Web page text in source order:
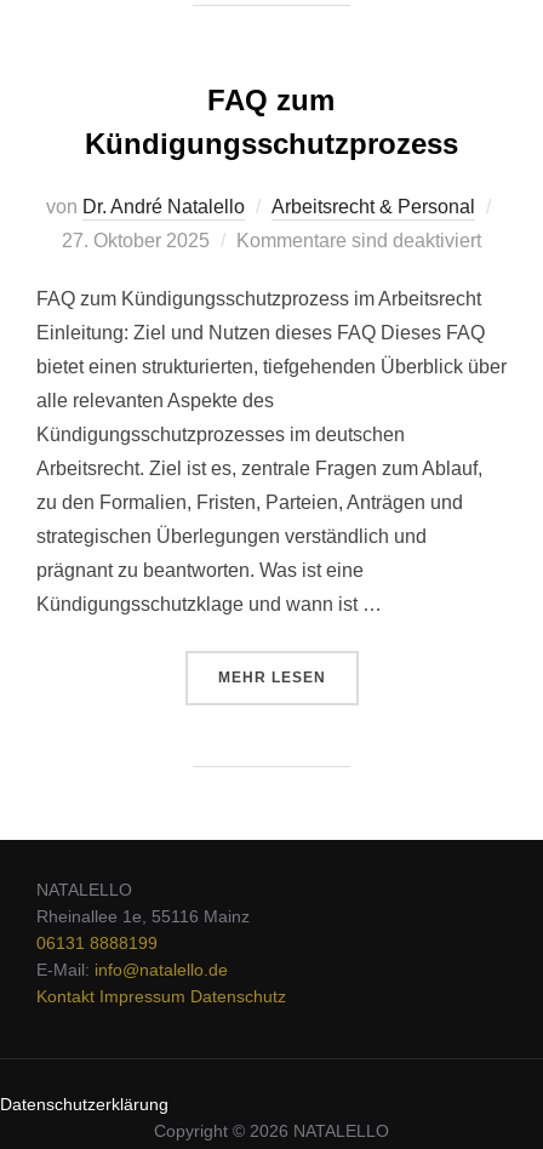
FAQ zum
Kündigungsschutzprozess
von Dr. André Natalello
Arbeitsrecht & Personal
27. Oktober 2025
Kommentare sind deaktiviert
FAQ zum Kündigungsschutzprozess im Arbeitsrecht
Einleitung: Ziel und Nutzen dieses FAQ Dieses FAQ
bietet einen strukturierten, tiefgehenden Überblick über
alle relevanten Aspekte des
Kündigungsschutzprozesses im deutschen
Arbeitsrecht. Ziel ist es, zentrale Fragen zum Ablauf,
zu den Formalien, Fristen, Parteien, Anträgen und
strategischen Überlegungen verständlich und
prägnant zu beantworten. Was ist eine
Kündigungsschutzklage und wann ist …
MEHR LESEN
NATALELLO
Rheinallee 1e, 55116 Mainz
06131 8888199
E-Mail: info@natalello.de
Kontakt Impressum Datenschutz
Datenschutzerklärung
Copyright © 2026 NATALELLO